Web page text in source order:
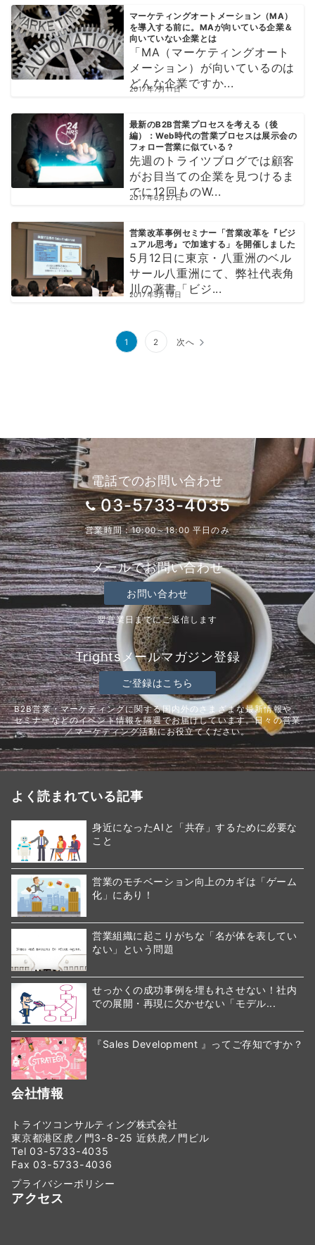
マーケティングオートメーション（MA）
を導入する前に。MAが向いている企業＆
向いていない企業とは
「MA（マーケティングオート
メーション）が向いているのは
どんな企業ですか...
2017年7月11日
最新のB2B営業プロセスを考える（後
編）：Web時代の営業プロセスは展示会の
フォロー営業に似ている？
先週のトライツブログでは顧客
がお目当ての企業を見つけるま
でに12回ものW...
2017年6月27日
営業改革事例セミナー「営業改革を『ビジ
ュアル思考』で加速する」を開催しました
5月12日に東京・八重洲のベル
サール八重洲にて、弊社代表角
川の著書「ビジ...
2017年5月16日
ジ
送
り
1 2 次へ
電話でのお問い合わせ
03-5733-4035
営業時間：10:00～18:00 平日のみ
メールでお問い合わせ
お問い合わせ
翌営業日までにご返信します
Trightsメールマガジン登録
ご登録はこちら
B2B営業・マーケティングに関する国内外のさまざまな最新情報や、
セミナーなどのイベント情報を隔週でお届けしています。日々の営業
／マーケティング活動にお役立てください。
よく読まれている記事
身近になったAIと「共存」するために必要な
こと
営業のモチベーション向上のカギは「ゲーム
化」にあり！
営業組織に起こりがちな「名が体を表してい
ない」という問題
せっかくの成功事例を埋もれさせない！社内
での展開・再現に欠かせない「モデル...
『Sales Development 』ってご存知ですか？
会社情報
トライツコンサルティング株式会社
東京都港区虎ノ門3-8-25 近鉄虎ノ門ビル
Tel 03-5733-4035
Fax 03-5733-4036
プライバシーポリシー
アクセス